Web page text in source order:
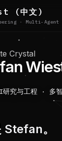
(中文)
· Multi-Agent
fan Wies
研究与工程 · 多
。